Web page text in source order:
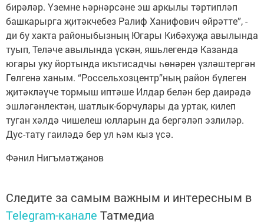
бирәләр. Үземне һәрнәрсәне эш аркылы тәртипләп
башкарырга җитәкчебез Ралиф Ханифович өйрәтте”, -
ди бу хакта районыбызның Югары Кибәхуҗа авылында
туып, Теләче авылында үскән, яшьлегендә Казанда
югары уку йортында икътисадчы һөнәрен үзләштергән
Гөлгенә ханым. “Россельхозцентр”ның район бүлеген
җитәкләүче тормыш иптәше Илдар белән бер даирәдә
эшләгәнлектән, шатлык-борчулары да уртак, килеп
туган хәлдә чишелеш юлларын да бергәләп эзлиләр.
Дус-тату гаиләдә бер ул һәм кыз үсә.
Фәнил Нигъмәтҗанов
Следите за самым важным и интересным в
Telegram-канале Татмедиа